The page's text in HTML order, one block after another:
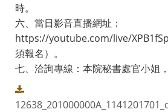
時。
六、當日影音直播網址：
https://youtube.com/live/
須報名）。
七、洽詢專線：本院秘書處官小姐